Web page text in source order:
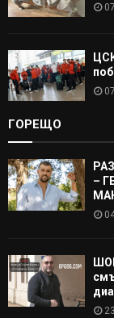
ГОРЕЩО
–